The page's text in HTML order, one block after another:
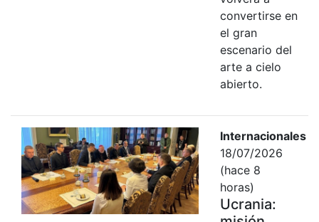
convertirse en
el gran
escenario del
arte a cielo
abierto.
Internacionales
18/07/2026
(hace 8
horas)
Ucrania: